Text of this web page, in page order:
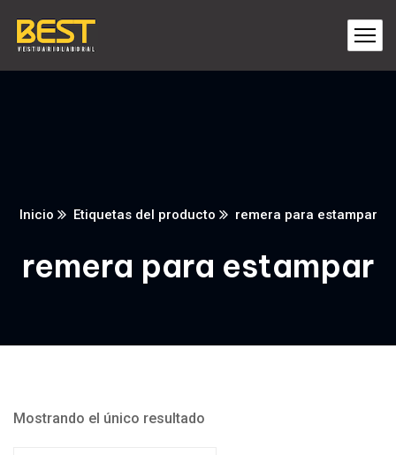
Inicio Etiquetas del producto remera para estampar
remera para estampar
Mostrando el único resultado